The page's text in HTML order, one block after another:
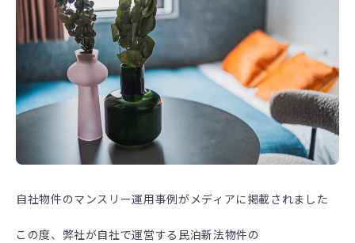
自社物件のマンスリー運用事例がメディアに掲載されました
この度、弊社が自社で運営する民泊新法物件の